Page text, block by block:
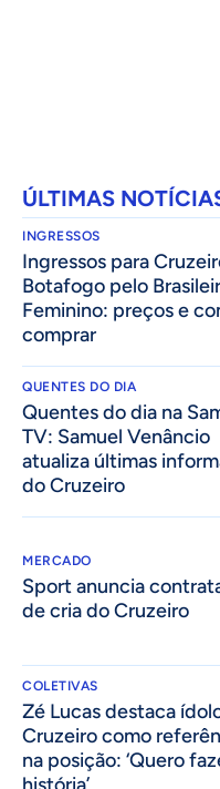
ÚLTIMAS
INGRESSOS
Ingressos para
Botafogo pelo
Feminino: preços e
comprar
QUENTES DO DIA
Quentes do dia na
TV: Samuel Venâncio
atualiza últimas
do Cruzeiro
MERCADO
Sport anuncia
de cria do Cruzeiro
COLETIVAS
Zé Lucas destaca
Cruzeiro como
na posição: ‘Quero